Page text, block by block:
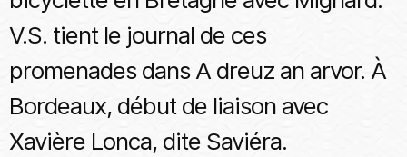
V.S. tient le journal de ces
promenades dans A dreuz an arvor. À
Bordeaux, début de liaison avec
Xavière Lonca, dite Saviéra.